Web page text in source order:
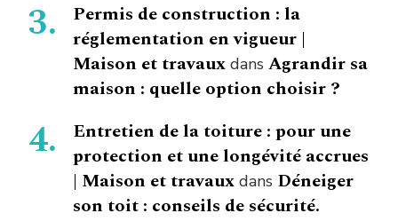
Permis de construction : la
réglementation en vigueur |
Maison et travaux dans Agrandir sa
maison : quelle option choisir ?
Entretien de la toiture : pour une
protection et une longévité accrues
| Maison et travaux dans Déneiger
son toit : conseils de sécurité.